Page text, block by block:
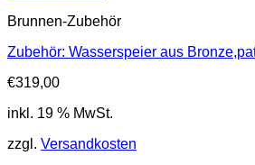
Brunnen-Zubehör
Zubehör: Wasserspeier aus
€319,00
inkl. 19 % MwSt.
zzgl. Versandkosten